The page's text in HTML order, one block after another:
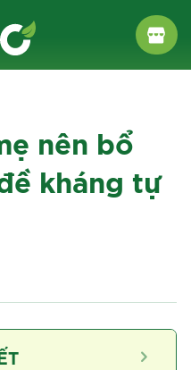
nên bổ
kháng tự